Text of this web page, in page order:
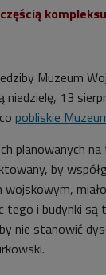
Muzeum
niedzielę, 13
pobliskie
planowanych
by
tego i budynki
nie stanowić